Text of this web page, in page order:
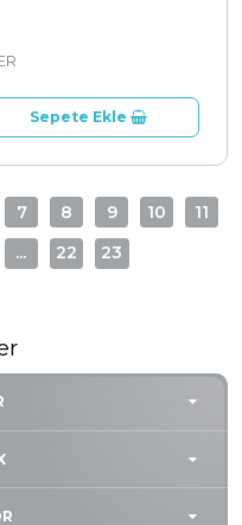
Sepete Ekle
7 8 9 10
11
... 22 23